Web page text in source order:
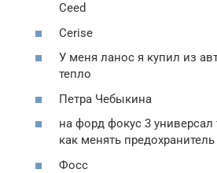
Ceed
Cerise
У меня ланос я купил из
тепло
Петра Чебыкина
на форд фокус 3
как менять
Фосс